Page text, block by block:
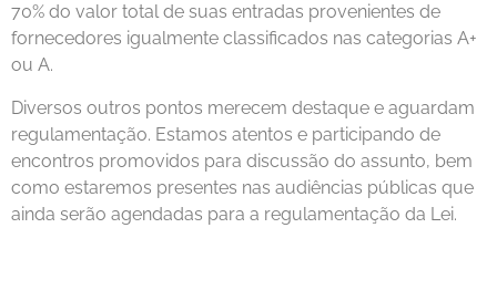
70% do valor total de suas entradas provenientes de
fornecedores igualmente classificados nas categorias A+
ou A.
Diversos outros pontos merecem destaque e aguardam
regulamentação. Estamos atentos e participando de
encontros promovidos para discussão do assunto, bem
como estaremos presentes nas audiências públicas que
ainda serão agendadas para a regulamentação da Lei.